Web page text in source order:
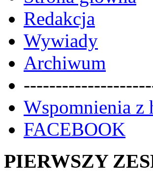
Redakcja
Wywiady
Archiwum
Wspomnienia z
FACEBOOK
PIERWSZY